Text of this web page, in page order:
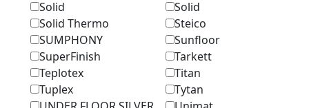
Solid
Solid
Solid Thermo
Steico
SUMPHONY
Sunfloor
SuperFinish
Tarkett
Teplotex
Titan
Tuplex
Tytan